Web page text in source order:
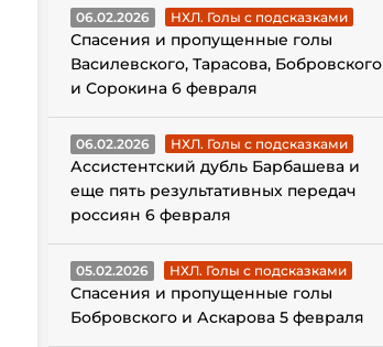
06.02.2026 НХЛ. Голы с подсказками
Спасения и пропущенные голы
Василевского, Тарасова, Бобровского
и Сорокина 6 февраля
06.02.2026 НХЛ. Голы с подсказками
Ассистентский дубль Барбашева и
еще пять результативных передач
россиян 6 февраля
05.02.2026 НХЛ. Голы с подсказками
Спасения и пропущенные голы
Бобровского и Аскарова 5 февраля